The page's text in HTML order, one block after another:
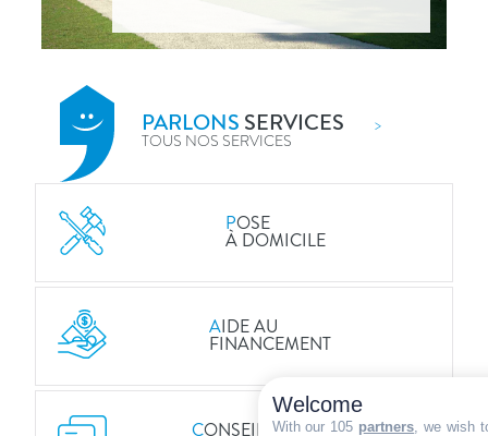
PARLONS SERVICES
>
TOUS NOS SERVICES
POSE
À DOMICILE
AIDE AU
FINANCEMENT
CONSEILS DE
Welcome
With our 105 partners , we wish